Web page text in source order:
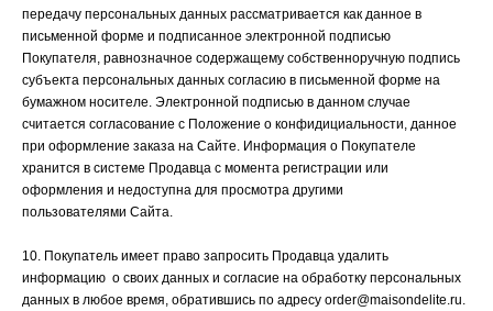
передачу персональных данных рассматривается как данное в
письменной форме и подписанное электронной подписью
Покупателя, равнозначное содержащему собственноручную подпись
субъекта персональных данных согласию в письменной форме на
бумажном носителе. Электронной подписью в данном случае
считается согласование с Положение о конфидициальности, данное
при оформление заказа на Сайте. Информация о Покупателе
хранится в системе Продавца с момента регистрации или
оформления и недоступна для просмотра другими
пользователями Сайта.
10. Покупатель имеет право запросить Продавца удалить
информацию о своих данных и согласие на обработку персональных
данных в любое время, обратившись по адресу order@maisondelite.ru.